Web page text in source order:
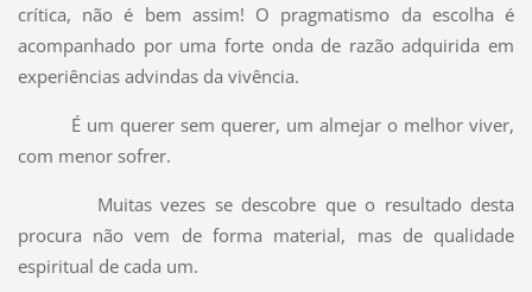
crítica, não é bem assim! O pragmatismo da escolha é
acompanhado por uma forte onda de razão adquirida em
experiências advindas da vivência.
É um querer sem querer, um almejar o melhor viver,
com menor sofrer.
Muitas vezes se descobre que o resultado desta
procura não vem de forma material, mas de qualidade
espiritual de cada um.